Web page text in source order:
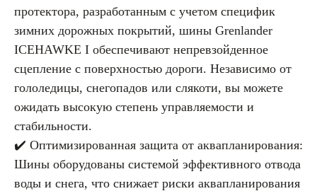
протектора, разработанным с учетом специфик
зимних дорожных покрытий, шины Grenlander
ICEHAWKE I обеспечивают непревзойденное
сцепление с поверхностью дороги. Независимо от
гололедицы, снегопадов или слякоти, вы можете
ожидать высокую степень управляемости и
стабильности.
✔️ Оптимизированная защита от аквапланирования:
Шины оборудованы системой эффективного отвода
воды и снега, что снижает риски аквапланирования